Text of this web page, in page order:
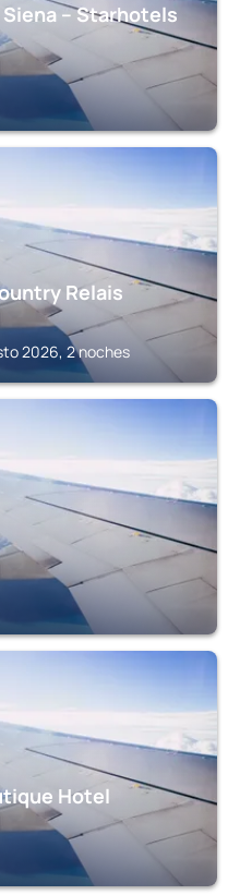
– Starhotels
Relais
2026, 2 noches
Hotel